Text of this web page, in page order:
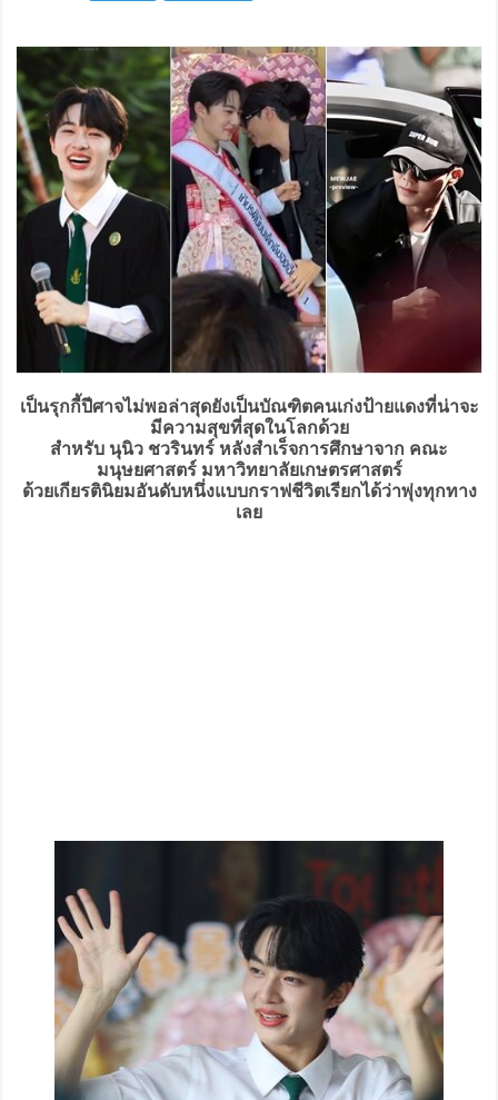
เป็นรุกกี้ปีศาจไม่พอล่าสุดยังเป็นบัณฑิตคนเก่งป้ายแดงที่น่าจะ
มีความสุขที่สุดในโลกด้วย
สำหรับ นุนิว ชวรินทร์ หลังสำเร็จการศึกษาจาก คณะ
มนุษยศาสตร์ มหาวิทยาลัยเกษตรศาสตร์
ด้วยเกียรตินิยมอันดับหนึ่งแบบกราฟชีวิตเรียกได้ว่าพุ่งทุกทาง
เลย